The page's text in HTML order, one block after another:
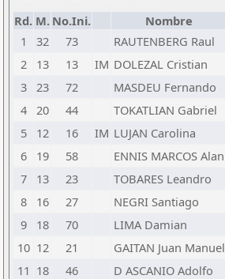
Rd. M. No.Ini. Nombre
1
32 73 RAUTENBERG Raul
2
13 13 IM DOLEZAL Cristian
3 23 72 MASDEU Fernando
4 20 44 TOKATLIAN Gabriel
5
12 16 IM LUJAN Carolina
6
19 58 ENNIS MARCOS Alan
7
13 23 TOBARES Leandro
8
16 27 NEGRI Santiago
9
18 70 LIMA Damian
10 12 21 GAITAN Juan Manuel
11 18 46 D ASCANIO Adolfo